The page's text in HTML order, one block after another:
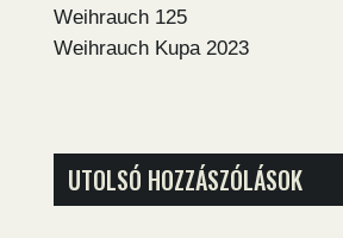
Weihrauch 125
Weihrauch Kupa 2023
UTOLSÓ HOZZÁSZÓLÁSOK